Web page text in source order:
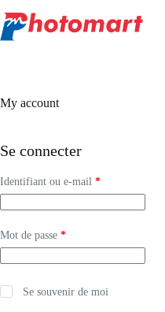
au
contenu
My account
Se connecter
Identifiant ou e-mail *Obligatoire
Mot de passe *Obligatoire
Se souvenir de moi